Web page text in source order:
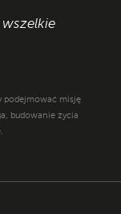
wszelkie
podejmować misję
budowanie życia